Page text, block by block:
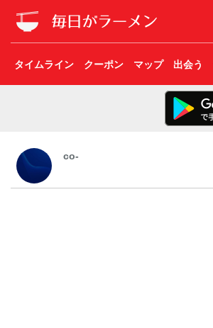
タイムライン クーポン マップ 出会う
co-